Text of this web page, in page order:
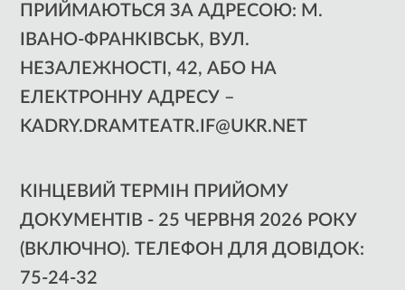
ПРИЙМАЮТЬСЯ ЗА АДРЕСОЮ: М.
ІВАНО-ФРАНКІВСЬК, ВУЛ.
НЕЗАЛЕЖНОСТІ, 42, АБО НА
ЕЛЕКТРОННУ АДРЕСУ –
KADRY.DRAMTEATR.IF@UKR.NET
КІНЦЕВИЙ ТЕРМІН ПРИЙОМУ
ДОКУМЕНТІВ - 25 ЧЕРВНЯ 2026 РОКУ
(ВКЛЮЧНО). ТЕЛЕФОН ДЛЯ ДОВІДОК:
75-24-32